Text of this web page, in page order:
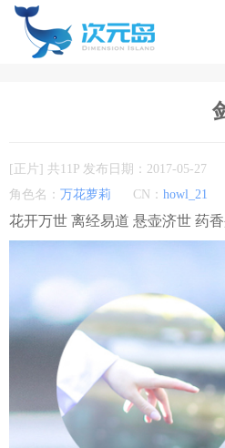
[正片] 共11P 发布日期：2017-05-27
角色名： 万花萝莉 CN： howl_21
花开万世 离经易道 悬壶济世 药